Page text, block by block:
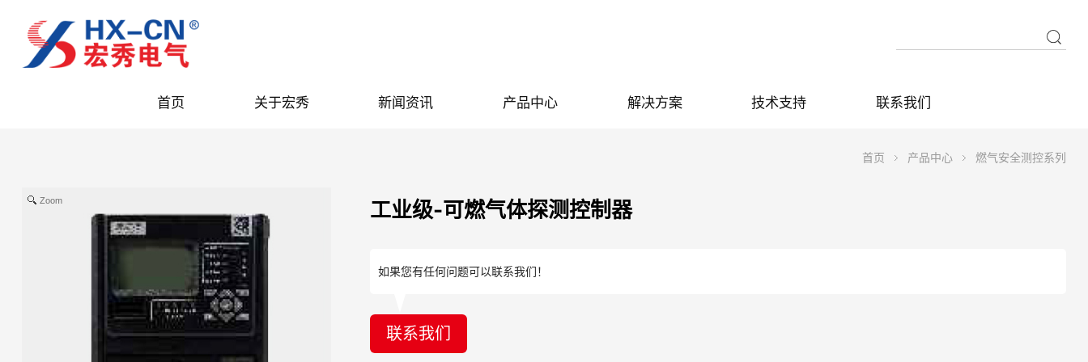
首页 关于宏秀 新闻资讯 产品中心 解决方案 技术支持 联系我们
首页 产品中心 燃气安全测控系列
Zoom 工业级-可燃气体探测控制器
如果您有任何问题可以联系我们！
联系我们